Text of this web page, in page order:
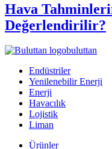
Hava
Değerlendirilir?
buluttan
Endüstriler
Yenilenebilir Enerji
Enerji
Havacılık
Lojistik
Liman
Ürünler